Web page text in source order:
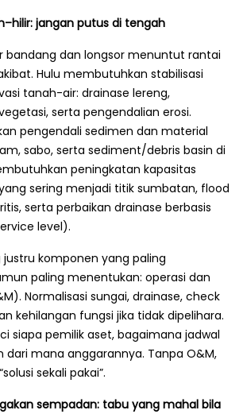
jangan putus di tengah
bandang dan longsor menuntut rantai
Hulu membutuhkan stabilisasi
tanah-air: drainase lereng,
serta pengendalian erosi.
pengendali sedimen dan material
sabo, serta sediment/debris basin di
peningkatan kapasitas
sering menjadi titik sumbatan, flood
serta perbaikan drainase berbasis
level).
justru komponen yang paling
paling menentukan: operasi dan
Normalisasi sungai, drainase, check
kehilangan fungsi jika tidak dipelihara.
siapa pemilik aset, bagaimana jadwal
dari mana anggarannya. Tanpa O&M,
sekali pakai”.
sempadan: tabu yang mahal bila